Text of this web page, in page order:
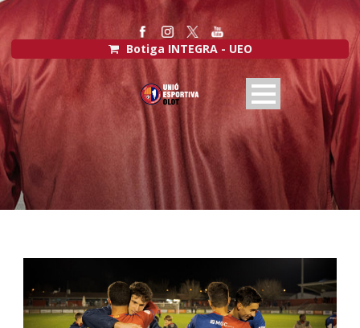
Botiga INTEGRA - UEO